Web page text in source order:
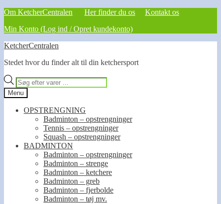
Om KetcherCentralen Her finder du os
Kontakt os
Min Konto (Log ind / Opret kundekonto)
Spring
navigation
Spring
indhold
KetcherCentralen
Stedet hvor du finder alt til din ketchersport
Products
search
Menu
OPSTRENGNING
Badminton – opstrengninger
Tennis – opstrengninger
Squash – opstrengninger
BADMINTON
Badminton – opstrengninger
Badminton – strenge
Badminton – ketchere
Badminton – greb
Badminton – fjerbolde
Badminton – tøj mv.